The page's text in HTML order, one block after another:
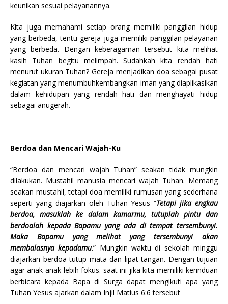
keunikan sesuai pelayanannya.
Kita juga memahami setiap orang memiliki panggilan hidup
yang berbeda, tentu gereja juga memiliki panggilan pelayanan
yang berbeda. Dengan keberagaman tersebut kita melihat
kasih Tuhan begitu melimpah. Sudahkah kita rendah hati
menurut ukuran Tuhan? Gereja menjadikan doa sebagai pusat
kegiatan yang menumbuhkembangkan iman yang diaplikasikan
dalam kehidupan yang rendah hati dan menghayati hidup
sebagai anugerah.
Berdoa dan Mencari Wajah-Ku
“Berdoa dan mencari wajah Tuhan” seakan tidak mungkin
dilakukan. Mustahil manusia mencari wajah Tuhan. Memang
seakan mustahil, tetapi doa memiliki rumusan yang sederhana
seperti yang diajarkan oleh Tuhan Yesus “Tetapi jika engkau
berdoa, masuklah ke dalam kamarmu, tutuplah pintu dan
berdoalah kepada Bapamu yang ada di tempat tersembunyi.
Maka Bapamu yang melihat yang tersembunyi akan
membalasnya kepadamu.” Mungkin waktu di sekolah minggu
diajarkan berdoa tutup mata dan lipat tangan. Dengan tujuan
agar anak-anak lebih fokus. saat ini jika kita memiliki kerinduan
berbicara kepada Bapa di Surga dapat mengikuti apa yang
Tuhan Yesus ajarkan dalam Injil Matius 6:6 tersebut